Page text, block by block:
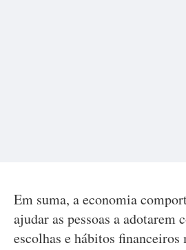
Em suma, a economia
ajudar as pessoas a adotarem
escolhas e hábitos financeiros